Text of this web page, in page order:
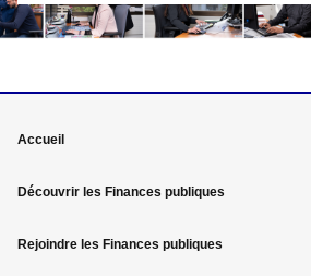
Mega
menu
de
Accueil
Découvrir les Finances publiques
Rejoindre les Finances publiques